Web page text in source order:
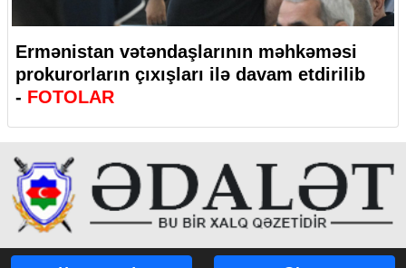
Ermənistan vətəndaşlarının məhkəməsi
prokurorların çıxışları ilə davam etdirilib
- FOTOLAR